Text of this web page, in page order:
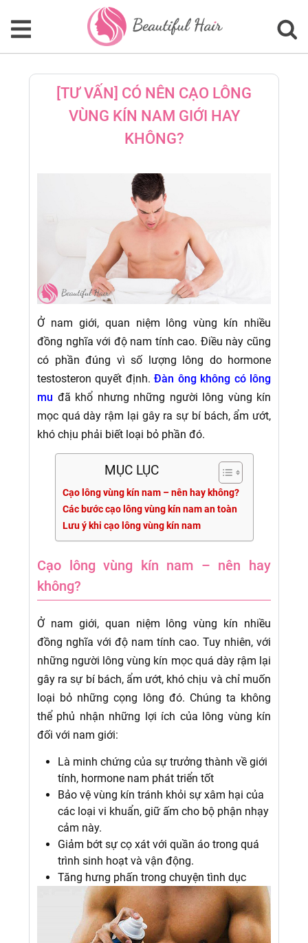
[TƯ VẤN] CÓ NÊN CẠO LÔNG
VÙNG KÍN NAM GIỚI HAY
KHÔNG?
Ở nam giới, quan niệm lông vùng kín nhiều
đồng nghĩa với độ nam tính cao. Điều này cũng
có phần đúng vì số lượng lông do hormone
testosteron quyết định.Đàn ông không có lông
mu đã khổ nhưng những người lông vùng kín
mọc quá dày rậm lại gây ra sự bí bách, ẩm ướt,
khó chịu phải biết loại bỏ phần đó.
MỤC LỤC
Cạo lông vùng kín nam – nên hay không?
Các bước cạo lông vùng kín nam an toàn
Lưu ý khi cạo lông vùng kín nam
Cạo lông vùng kín nam – nên hay
không?
Ở nam giới, quan niệm lông vùng kín nhiều
đồng nghĩa với độ nam tính cao. Tuy nhiên, với
những người lông vùng kín mọc quá dày rậm lại
gây ra sự bí bách, ẩm ướt, khó chịu và chỉ muốn
loại bỏ những cọng lông đó. Chúng ta không
thể phủ nhận những lợi ích của lông vùng kín
đối với nam giới:
Là minh chứng của sự trưởng thành về giới
tính, hormone nam phát triển tốt
Bảo vệ vùng kín tránh khỏi sự xâm hại của
các loại vi khuẩn, giữ ấm cho bộ phận nhạy
cảm này.
Giảm bớt sự cọ xát với quần áo trong quá
trình sinh hoạt và vận động.
Tăng hưng phấn trong chuyện tình dục